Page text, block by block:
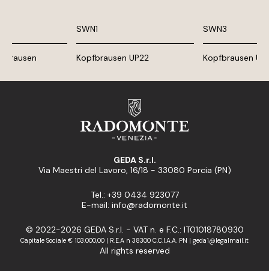
SWN1
Kopfbrausen UP22
SWN3
Kopfbrausen
GEDA S.r.l.
Via Maestri del Lavoro, 16/18 - 33080 Porcia (PN)
Tel.: +39 0434 923077
E-mail: info@radomonte.it
© 2022-2026 GEDA S.r.l. - VAT n. e F.C.: IT01018780930
Capitale Sociale € 103.000,00 | R.E.A n 38300 C.C.I.A.A. PN | geda1@legalmail.it
All rights reserved